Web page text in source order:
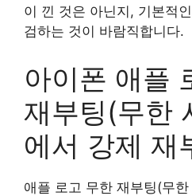
이 낀 것은 아닌지, 기본적
검하는 것이 바람직합니다.
아이폰 애플
재부팅(무한
에서 강제 재
애플 로고 무한 재부팅(무